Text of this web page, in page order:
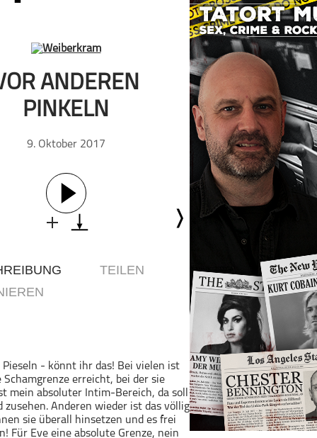
Essen & Trinken
Familie & Elternschaft
Fiktion
Freizeit
Gesellschaft & Kultur
Gesundheit & Fitness
Haustiere
Immobilien
Musik
Nachrichten
Persönliche Finanzen
Politik & Regierung
ANDEREN
PINKELN
9. Oktober 2017
TEILEN
Pieseln - könnt ihr das! Bei vielen ist
Schamgrenze erreicht, bei der sie
mein absoluter Intim-Bereich, da soll
zusehen. Anderen wieder ist das völlig
sie überall hinsetzen und es frei
Für Eve eine absolute Grenze, nein